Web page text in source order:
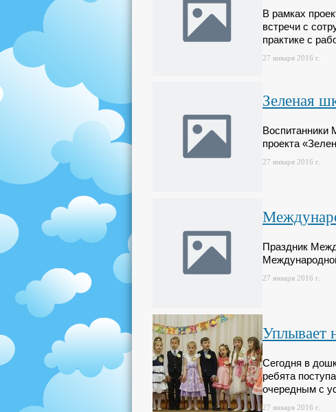
В рамках
встречи с
практике с
27 января 2016 г.
Зеленая
Воспитанники
проекта
27 января 2016 г.
Праздник
27 января 2016 г.
Уплывает
Cегодня в
ребята
очередным с
27 января 2016 г.